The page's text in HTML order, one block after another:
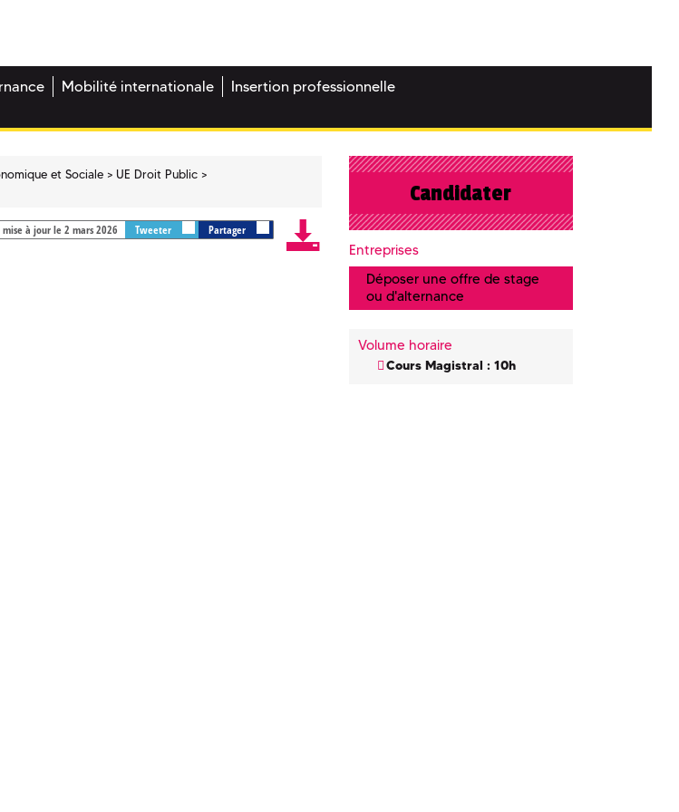
Mobilité internationale
Insertion professionnelle
et Sociale
UE Droit Public
à jour le 2 mars 2026 Tweeter Partager
Candidater
Entreprises
Déposer une offre de stage
ou d'alternance
Volume horaire
Cours Magistral : 10h